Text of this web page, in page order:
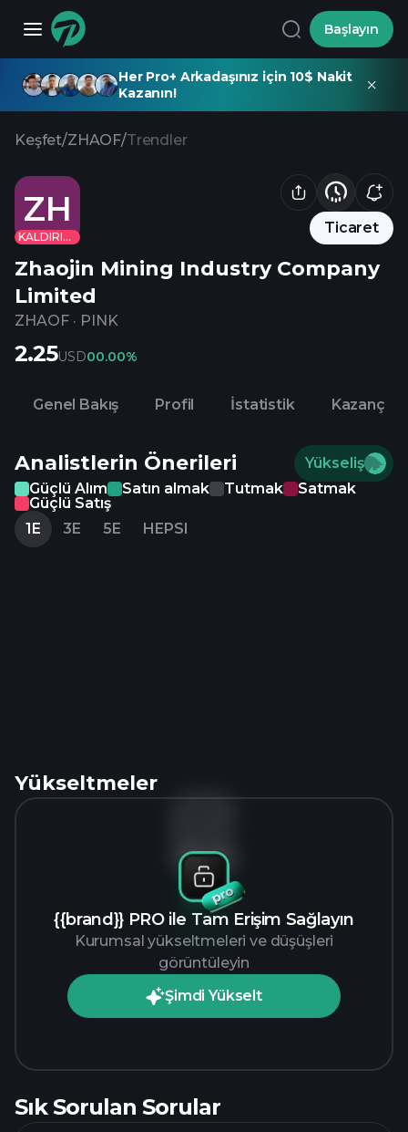
Başlayın
Her Pro+ Arkadaşınız için 10$ Nakit
Kazanın!
Keşfet/ZHAOF/Trendler
ZH
KALDIRILDI
Ticaret
Zhaojin Mining Industry Company
Limited
ZHAOF · PINK
2.25USD00.00%
Genel Bakış Profil İstatistik Kazanç
Analistlerin Önerileri
Yükseliş
Güçlü Alım
Satın almak Tutmak
Satmak
Güçlü Satış
1E
3E 5E HEPSI
Yükseltmeler
{{brand}} PRO ile Tam Erişim Sağlayın
Kurumsal yükseltmeleri ve düşüşleri
görüntüleyin
Şimdi Yükselt
Veri yok
Sık Sorulan Sorular